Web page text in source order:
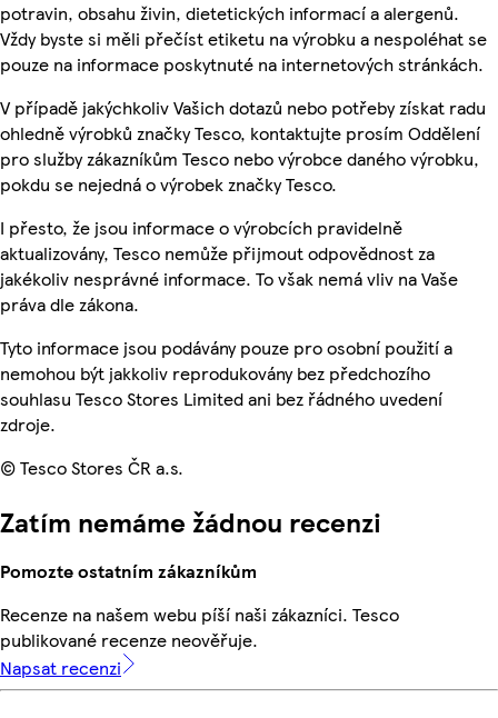
potravin, obsahu živin, dietetických informací a alergenů.
Vždy byste si měli přečíst etiketu na výrobku a nespoléhat se
pouze na informace poskytnuté na internetových stránkách.
V případě jakýchkoliv Vašich dotazů nebo potřeby získat radu
ohledně výrobků značky Tesco, kontaktujte prosím Oddělení
pro služby zákazníkům Tesco nebo výrobce daného výrobku,
pokdu se nejedná o výrobek značky Tesco.
I přesto, že jsou informace o výrobcích pravidelně
aktualizovány, Tesco nemůže přijmout odpovědnost za
jakékoliv nesprávné informace. To však nemá vliv na Vaše
práva dle zákona.
Tyto informace jsou podávány pouze pro osobní použití a
nemohou být jakkoliv reprodukovány bez předchozího
souhlasu Tesco Stores Limited ani bez řádného uvedení
zdroje.
© Tesco Stores ČR a.s.
Zatím nemáme žádnou recenzi
Pomozte ostatním zákazníkům
Recenze na našem webu píší naši zákazníci. Tesco
publikované recenze neověřuje.
Napsat recenzi